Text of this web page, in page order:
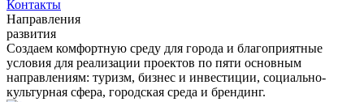
Контакты
Направления
развития
Создаем комфортную среду для города и благоприятные
условия для реализации проектов по пяти основным
направлениям: туризм, бизнес и инвестиции, социально-
культурная сфера, городская среда и брендинг.